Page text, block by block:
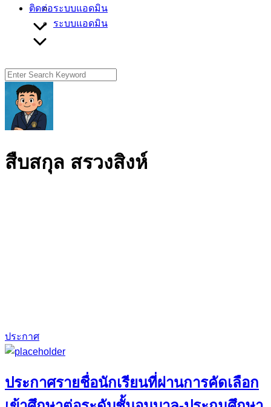
ระบบแอดมิน
ติดต่อ
ระบบแอดมิน
Search
for:
สืบสกุล สรวงสิงห์
ประกาศ
ประกาศรายชื่อนักเรียนที่ผ่านการคัดเลือก